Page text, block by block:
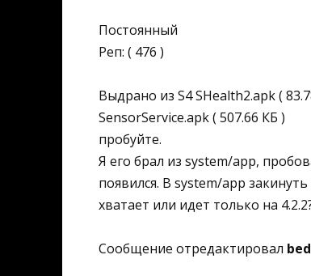
Постоянный
Реп: ( 476 )
Выдрано из S4 SHealth2.apk (
SensorService.apk ( 507.66 КБ )
пробуйте.
Я его брал из system/app,
появился. В system/app
хватает или идет только на
Сообщение отредактировал